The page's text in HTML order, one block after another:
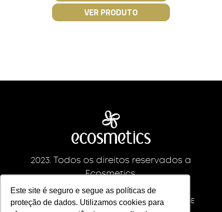
Este site é seguro e segue as políticas de
proteção de dados. Utilizamos cookies para
VER PRODUTO
2023. Todos os direitos reservados a
Ecosmetics.
CNPJ da empresa: 09213892/0001-83
ECS INDUSTRIA IMPORTACAO E EXPORTACAO DE